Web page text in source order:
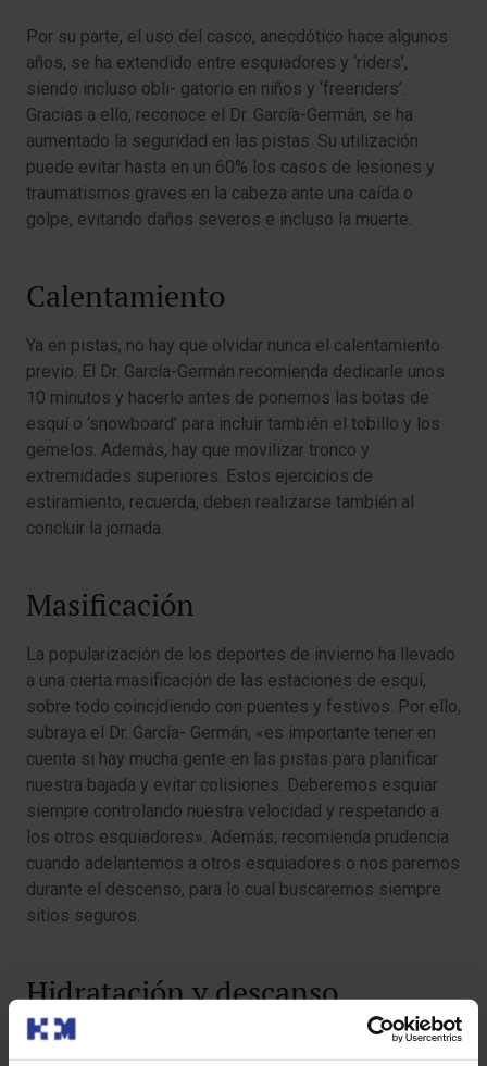
Por su parte, el uso del casco, anecdótico hace algunos
años, se ha extendido entre esquiadores y ‘riders’,
siendo incluso obli- gatorio en niños y ‘freeriders’.
Gracias a ello, reconoce el Dr. García-Germán, se ha
aumentado la seguridad en las pistas. Su utilización
puede evitar hasta en un 60% los casos de lesiones y
traumatismos graves en la cabeza ante una caída o
golpe, evitando daños severos e incluso la muerte.
Calentamiento
Ya en pistas, no hay que olvidar nunca el calentamiento
previo. El Dr. García-Germán recomienda dedicarle unos
10 minutos y hacerlo antes de ponernos las botas de
esquí o ‘snowboard’ para incluir también el tobillo y los
gemelos. Además, hay que movilizar tronco y
extremidades superiores. Estos ejercicios de
estiramiento, recuerda, deben realizarse también al
concluir la jornada.
Masificación
La popularización de los deportes de invierno ha llevado
a una cierta masificación de las estaciones de esquí,
sobre todo coincidiendo con puentes y festivos. Por ello,
subraya el Dr. García- Germán, «es importante tener en
cuenta si hay mucha gente en las pistas para planificar
nuestra bajada y evitar colisiones. Deberemos esquiar
siempre controlando nuestra velocidad y respetando a
los otros esquiadores». Además, recomienda prudencia
cuando adelantemos a otros esquiadores o nos paremos
durante el descenso, para lo cual buscaremos siempre
sitios seguros.
Hidratación y descanso
Como en cualquier otro deporte, es necesario mantener